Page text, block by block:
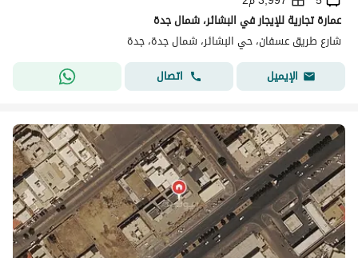
عمارة تجارية للإيجار في البشائر، شمال جدة
شارع طريق عسفان، حي البشائر، شمال جدة، جدة
الإيميل
اتصال